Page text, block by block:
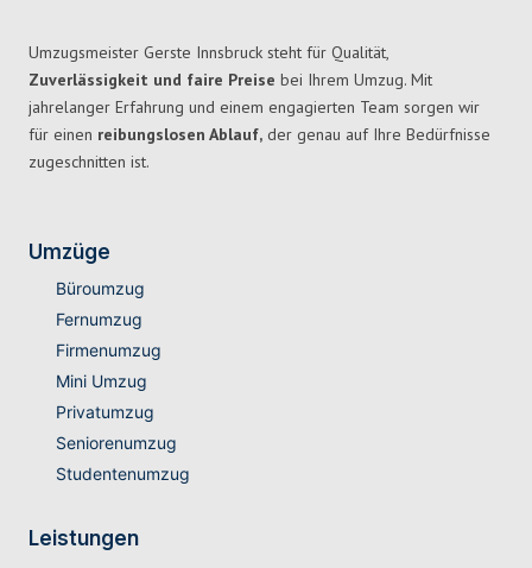
Umzugsmeister Gerste Innsbruck steht für Qualität,
Zuverlässigkeit und faire Preise bei Ihrem Umzug. Mit
jahrelanger Erfahrung und einem engagierten Team sorgen wir
für einen reibungslosen Ablauf, der genau auf Ihre Bedürfnisse
zugeschnitten ist.
Umzüge
Büroumzug
Fernumzug
Firmenumzug
Mini Umzug
Privatumzug
Seniorenumzug
Studentenumzug
Leistungen